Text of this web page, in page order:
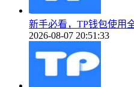
新手必看，TP钱包使用
2026-08-07 20:51:33